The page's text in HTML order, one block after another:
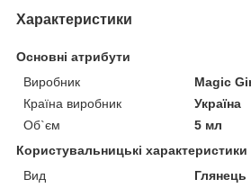
Характеристики
Основні атрибути
Виробник
Magic
Країна виробник
Україна
Об`єм
5 мл
Користувальницькі характеристики
Вид
Глянець